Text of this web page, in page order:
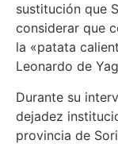
sustitución que
considerar que
la «patata
Leonardo de
Durante su
dejadez
provincia de